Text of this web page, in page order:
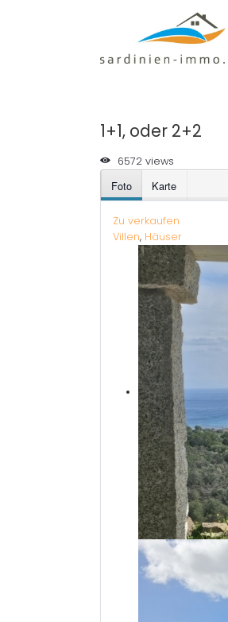
1+1, oder 2+2
6572 views
Foto Karte
Zu verkaufen
Villen, Häuser